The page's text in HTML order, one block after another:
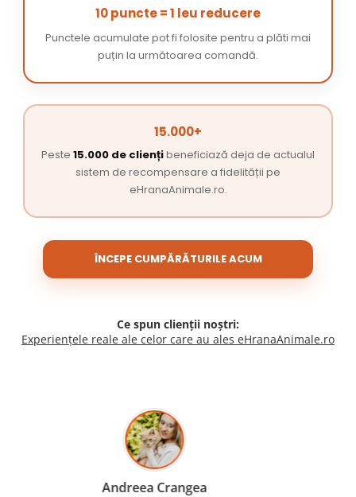
10 puncte = 1 leu reducere
Punctele acumulate pot fi folosite pentru a plăti mai
puțin la următoarea comandă.
15.000+
Peste 15.000 de cliențibeneficiază deja de actualul
sistem de recompensare a fidelității pe
eHranaAnimale.ro.
ÎNCEPE CUMPĂRĂTURILE ACUM
Ce spun clienții noștri:
Experiențele reale ale celor care au ales eHranaAnimale.ro
Madalina Stancea